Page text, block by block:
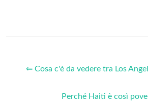
⇐ Cosa c'è da vedere tra Los
Perché Haiti è così